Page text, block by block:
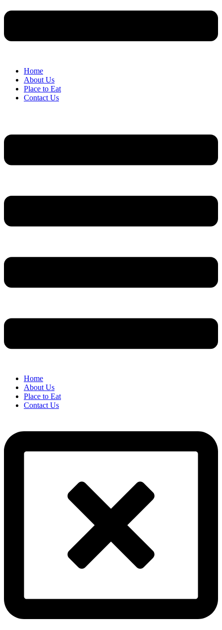
Home
About Us
Place to Eat
Contact Us
Home
About Us
Place to Eat
Contact Us